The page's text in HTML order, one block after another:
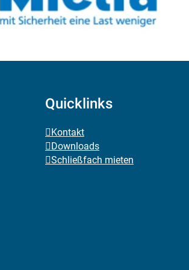
Quicklinks
Kontakt
Downloads
Schließfach mieten